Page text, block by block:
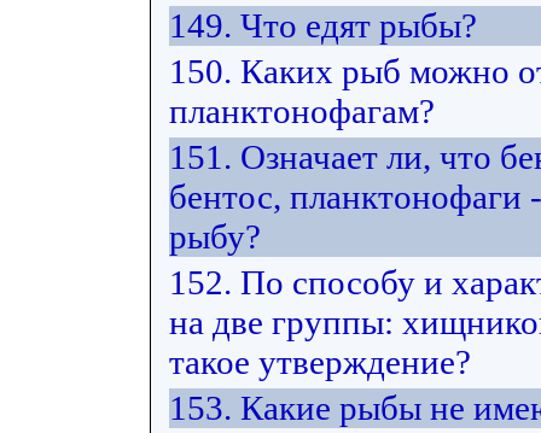
149. Что едят рыбы?
150. Каких рыб можно
планктонофагам?
151. Означает ли, что
бентос,
рыбу?
152. По способу и
на две группы:
такое утверждение?
153. Какие рыбы не